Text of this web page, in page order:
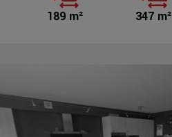
347 m²
189 m²